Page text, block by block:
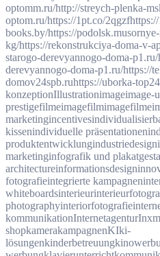
optomm.ru/http://streych-plenka-
optom.ru/https://1pt.co/2qgzf
books.by/https://
kg/https://rekonstrukciya-doma-v-
starogo-derevyannogo-doma-p1.ru/
derevyannogo-doma-p1.ru/https://
domov24spb.ruhttps://uborka-
konzeptionIllustrationimageimage-
prestigefilmeimagefilmimagefilme
marketingincentives
kissenindividuelle präsentationen
produktentwicklungindustriedesign
marketinginfografik und
architectureinformationsdesign
fotografieintegrierte kampagnen
whiteboardsinterieur
photographyinteriorfotografie
kommunikationInternetagentur
shopkamerakampagnenKIki-
lösungenkinderbetreuung